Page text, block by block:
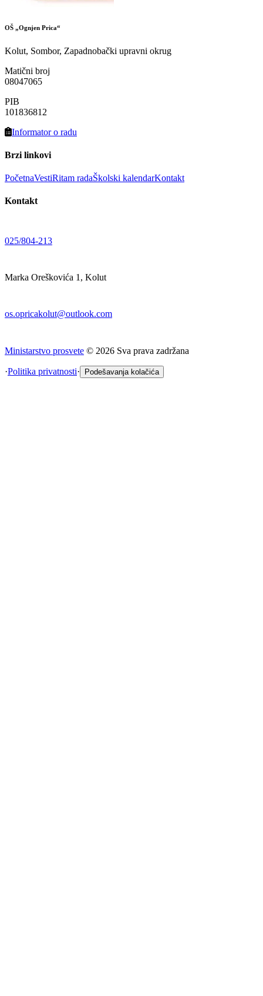
OŠ „Ognjen Prica“
Kolut, Sombor, Zapadnobački upravni okrug
Matični broj
08047065
PIB
101836812
Informator o radu
Brzi linkovi
PočetnaVestiRitam radaŠkolski kalendarKontakt
Kontakt
025/804-213
Marka Oreškovića 1, Kolut
os.opricakolut@outlook.com
Ministarstvo prosvete © 2026 Sva prava zadržana
·Politika privatnosti· Podešavanja kolačića